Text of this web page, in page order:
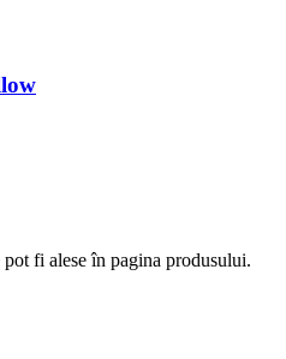
fi alese în pagina produsului.